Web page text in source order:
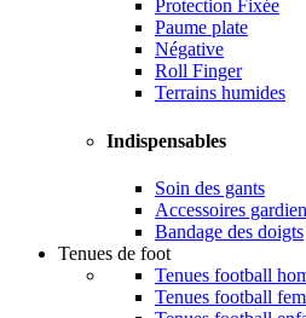
Protection Fixée
Paume plate
Négative
Roll Finger
Terrains humides
Indispensables
Soin des gants
Accessoires gardien
Bandage des doigts
Tenues de foot
Tenues football
Tenues football